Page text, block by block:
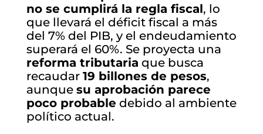
no se cumplirá la regla fiscal, lo
que llevará el déficit fiscal a más
del 7% del PIB, y el endeudamiento
superará el 60%. Se proyecta una
reforma tributaria que busca
recaudar 19 billones de pesos,
aunque su aprobación parece
poco probable debido al ambiente
político actual.